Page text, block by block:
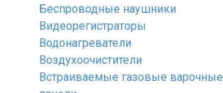
Беспроводные наушники
Видеорегистраторы
Водонагреватели
Воздухоочистители
Встраиваемые газовые варочные